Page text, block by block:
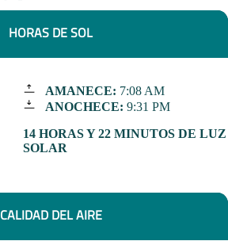
HORAS DE SOL
AMANECE: 7:08 AM
ANOCHECE: 9:31 PM
14 HORAS Y 22 MINUTOS DE LUZ
SOLAR
CALIDAD DEL AIRE